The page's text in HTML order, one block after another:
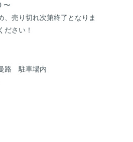
〜
売り切れ次第終了となりま
ださい！
路 駐車場内